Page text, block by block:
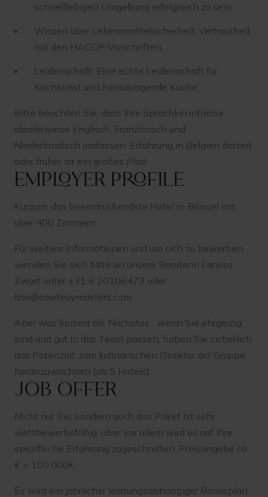
schnelllebigen Umgebung erfolgreich zu sein.
Wissen über Lebensmittelsicherheit: Vertrautheit
mit den HACCP-Vorschriften.
Leidenschaft: Eine echte Leidenschaft für
Kochkunst und herausragende Küche.
Bitte beachten Sie, dass Ihre Sprachkenntnisse
idealerweise Englisch, Französisch und
Niederländisch umfassen. Erfahrung in Belgien derzeit
oder früher ist ein großes Plus!
Employer profile
Kurzum: das beeindruckendste Hotel in Brüssel mit
über 400 Zimmern.
Für weitere Informationen und um sich zu bewerben,
wenden Sie sich bitte an unsere Beraterin Larissa
Zwart unter +31 6 20106473 oder
lzw@courtesymasters.com
Aber was kommt als Nächstes... wenn Sie ehrgeizig
sind und gut in das Team passen, haben Sie sicherlich
das Potenzial, zum kulinarischen Direktor der Gruppe
heranzuwachsen (ab 5 Hotels).
Job offer
Nicht nur Sie, sondern auch das Paket ist sehr
wettbewerbsfähig, aber vor allem wird es auf Ihre
spezifische Erfahrung zugeschnitten. Preisangabe ca.
€ > 100.000€.
Es wird ein jährlicher leistungsabhängiger Bonusplan